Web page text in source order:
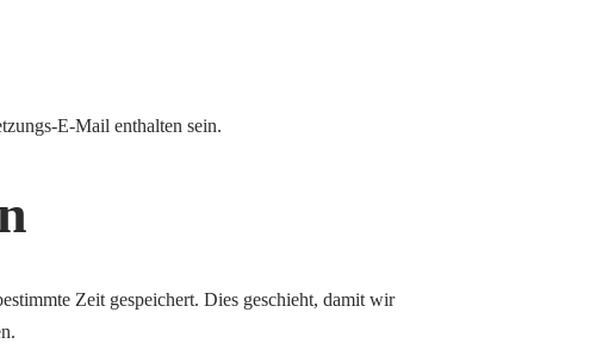
E-Mail enthalten sein.
Zeit gespeichert. Dies geschieht, damit wir